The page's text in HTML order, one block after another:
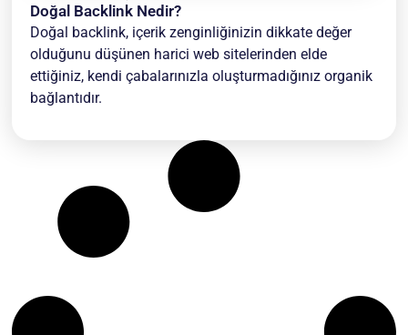
Doğal Backlink Nedir?
Doğal backlink, içerik zenginliğinizin dikkate değer
olduğunu düşünen harici web sitelerinden elde
ettiğiniz, kendi çabalarınızla oluşturmadığınız organik
bağlantıdır.